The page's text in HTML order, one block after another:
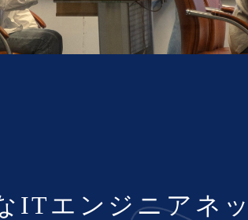
ITエンジニア ネ